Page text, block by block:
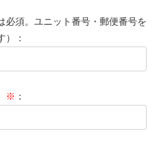
必須。ユニット番号・郵便番号を
）：
※ ：